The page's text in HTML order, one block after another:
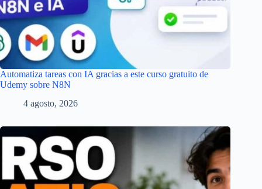
Automatiza tareas con IA gracias a este curso gratuito de
Udemy sobre N8N
4 agosto, 2026